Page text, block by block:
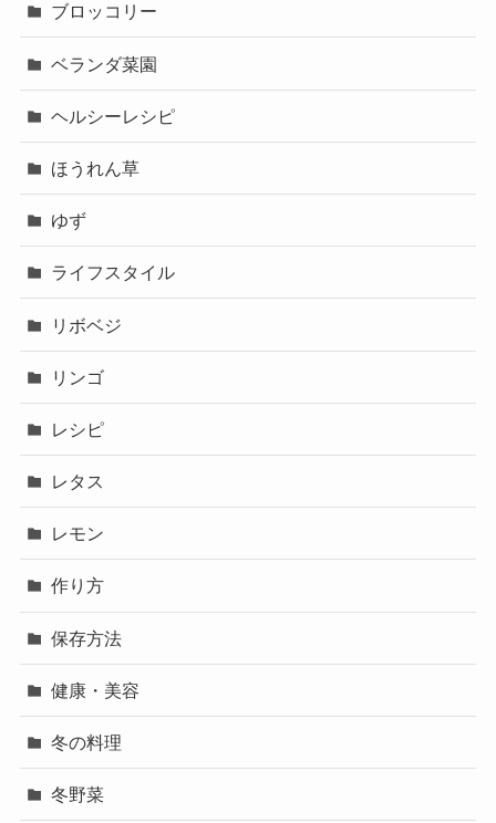
ブロッコリー
ベランダ菜園
ヘルシーレシピ
ほうれん草
ゆず
ライフスタイル
リボベジ
リンゴ
レシピ
レタス
レモン
作り方
保存方法
健康・美容
冬の料理
冬野菜